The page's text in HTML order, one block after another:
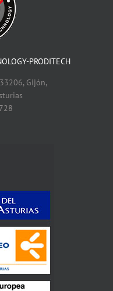
PRODITECH
Gijón,